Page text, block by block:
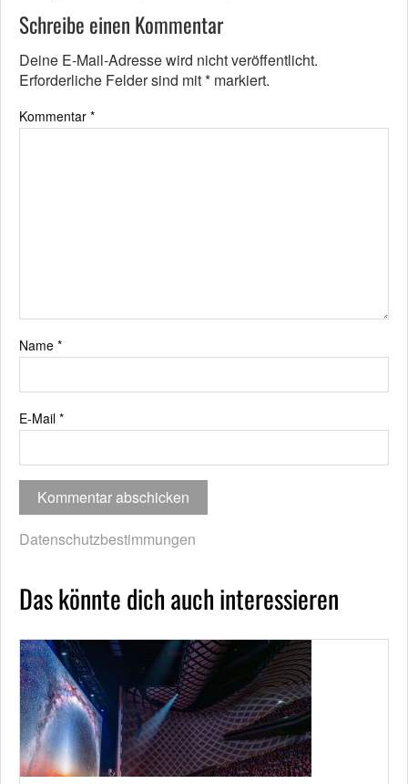
Schreibe einen Kommentar
Deine E-Mail-Adresse wird nicht veröffentlicht.
Erforderliche Felder sind mit* markiert.
Kommentar *
Name *
E-Mail *
Datenschutzbestimmungen
Das könnte dich auch interessieren